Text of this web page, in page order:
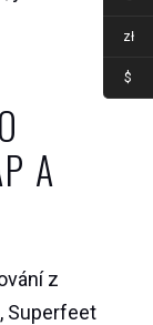
A
z
Superfeet
zł
$